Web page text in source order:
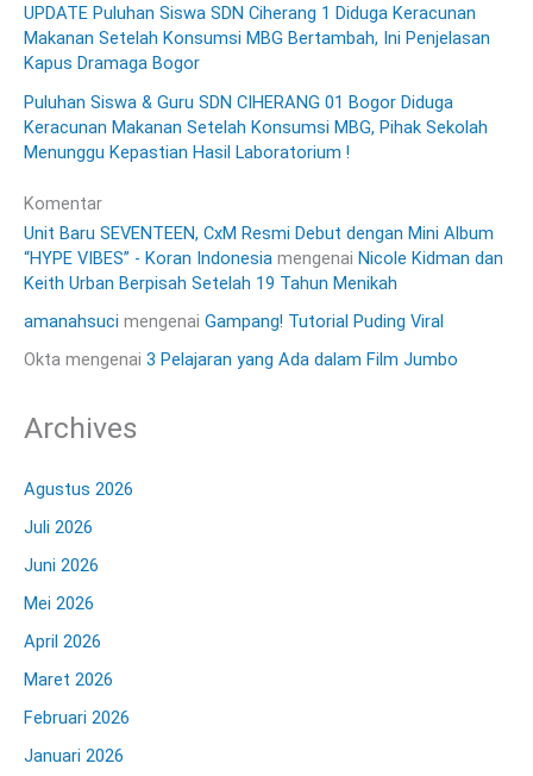
UPDATE Puluhan Siswa SDN Ciherang 1 Diduga Keracunan
Makanan Setelah Konsumsi MBG Bertambah, Ini Penjelasan
Kapus Dramaga Bogor
Puluhan Siswa & Guru SDN CIHERANG 01 Bogor Diduga
Keracunan Makanan Setelah Konsumsi MBG, Pihak Sekolah
Menunggu Kepastian Hasil Laboratorium !
Komentar
Unit Baru SEVENTEEN, CxM Resmi Debut dengan Mini Album
“HYPE VIBES” - Koran Indonesia mengenai Nicole Kidman dan
Keith Urban Berpisah Setelah 19 Tahun Menikah
amanahsuci mengenai Gampang! Tutorial Puding Viral
Okta mengenai 3 Pelajaran yang Ada dalam Film Jumbo
Archives
Agustus 2026
Juli 2026
Juni 2026
Mei 2026
April 2026
Maret 2026
Februari 2026
Januari 2026